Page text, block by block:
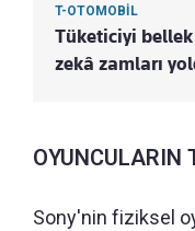
T-OTOMOBİL
Tüketiciyi bellek
zekâ zamları
OYUNCULARIN
Sony'nin fiziksel